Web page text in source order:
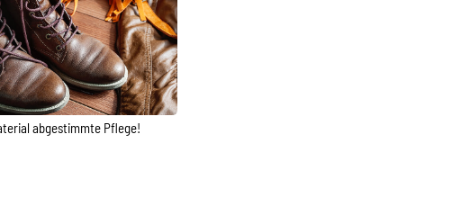
abgestimmte Pflege!